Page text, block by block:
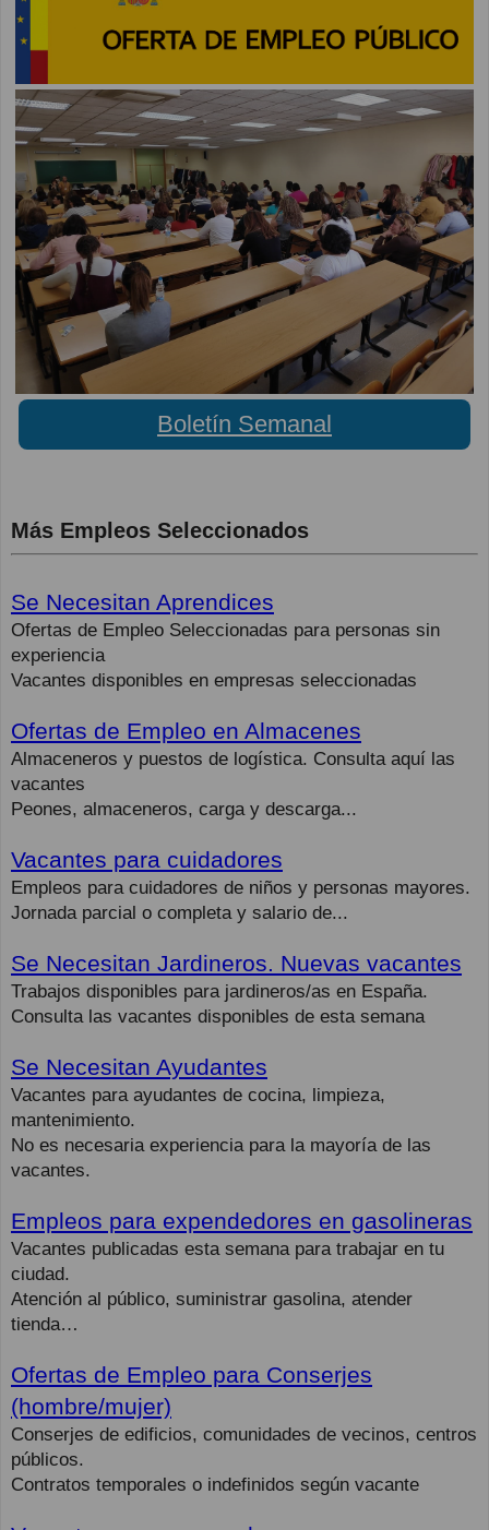
Boletín Semanal
Más Empleos Seleccionados
Se Necesitan Aprendices
Ofertas de Empleo Seleccionadas para personas sin
experiencia
Vacantes disponibles en empresas seleccionadas
Ofertas de Empleo en Almacenes
Almaceneros y puestos de logística. Consulta aquí las
vacantes
Peones, almaceneros, carga y descarga...
Vacantes para cuidadores
Empleos para cuidadores de niños y personas mayores.
Jornada parcial o completa y salario de...
Se Necesitan Jardineros. Nuevas vacantes
Trabajos disponibles para jardineros/as en España.
Consulta las vacantes disponibles de esta semana
Se Necesitan Ayudantes
Vacantes para ayudantes de cocina, limpieza,
mantenimiento.
No es necesaria experiencia para la mayoría de las
vacantes.
Empleos para expendedores en gasolineras
Vacantes publicadas esta semana para trabajar en tu
ciudad.
Atención al público, suministrar gasolina, atender
tienda…
Ofertas de Empleo para Conserjes
(hombre/mujer)
Conserjes de edificios, comunidades de vecinos, centros
públicos.
Contratos temporales o indefinidos según vacante